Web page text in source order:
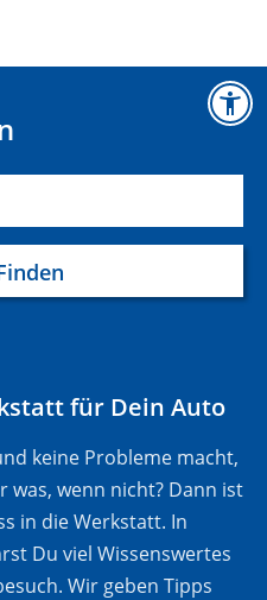
für Dein Auto
keine Probleme macht,
was, wenn nicht? Dann ist
in die Werkstatt. In
Du viel Wissenswertes
Wir geben Tipps